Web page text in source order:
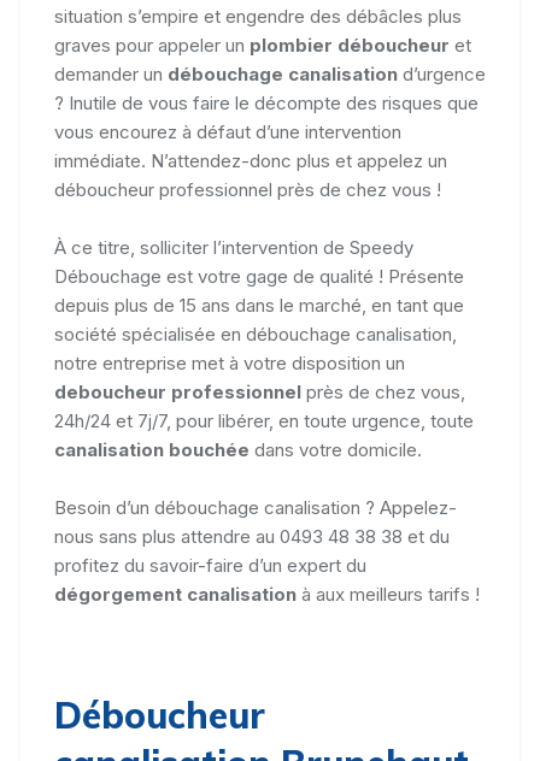
situation s’empire et engendre des débâcles plus
graves pour appeler un plombier déboucheur et
demander un débouchage canalisation d’urgence
? Inutile de vous faire le décompte des risques que
vous encourez à défaut d’une intervention
immédiate. N’attendez-donc plus et appelez un
déboucheur professionnel près de chez vous !
À ce titre, solliciter l’intervention de Speedy
Débouchage est votre gage de qualité ! Présente
depuis plus de 15 ans dans le marché, en tant que
société spécialisée en débouchage canalisation,
notre entreprise met à votre disposition un
deboucheur professionnel près de chez vous,
24h/24 et 7j/7, pour libérer, en toute urgence, toute
canalisation bouchée dans votre domicile.
Besoin d’un débouchage canalisation ? Appelez-
nous sans plus attendre au 0493 48 38 38 et du
profitez du savoir-faire d’un expert du
dégorgement canalisation à aux meilleurs tarifs !
Déboucheur